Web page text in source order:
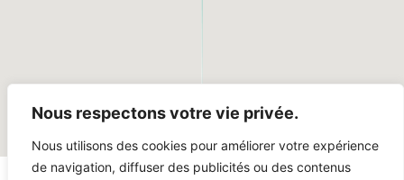
Nous respectons votre vie privée.
Nous utilisons des cookies pour améliorer votre expérience
de navigation, diffuser des publicités ou des contenus